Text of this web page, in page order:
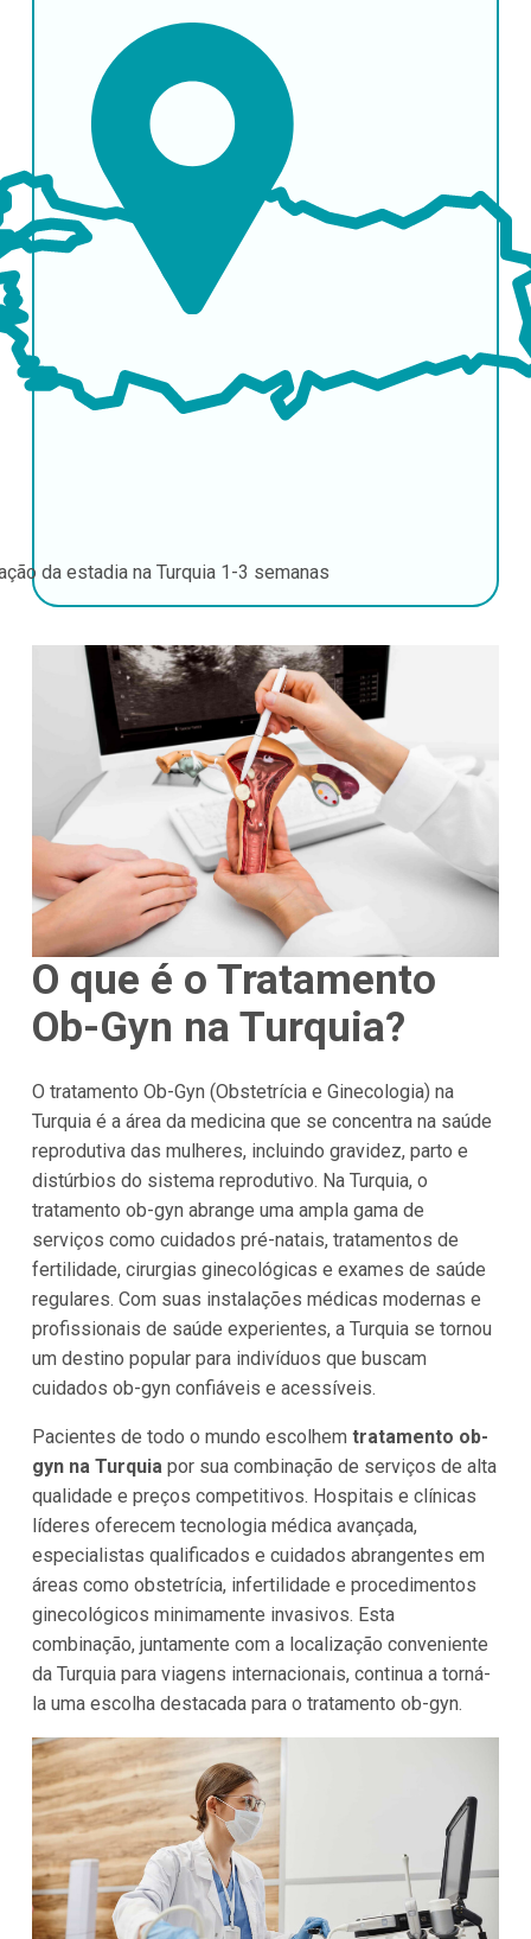
da estadia na Turquia 1-3 semanas
O que é o Tratamento
Ob-Gyn na Turquia?
O tratamento Ob-Gyn (Obstetrícia e Ginecologia) na
Turquia é a área da medicina que se concentra na saúde
reprodutiva das mulheres, incluindo gravidez, parto e
distúrbios do sistema reprodutivo. Na Turquia, o
tratamento ob-gyn abrange uma ampla gama de
serviços como cuidados pré-natais, tratamentos de
fertilidade, cirurgias ginecológicas e exames de saúde
regulares. Com suas instalações médicas modernas e
profissionais de saúde experientes, a Turquia se tornou
um destino popular para indivíduos que buscam
cuidados ob-gyn confiáveis e acessíveis.
Pacientes de todo o mundo escolhem tratamento ob-
gyn na Turquia por sua combinação de serviços de alta
qualidade e preços competitivos. Hospitais e clínicas
líderes oferecem tecnologia médica avançada,
especialistas qualificados e cuidados abrangentes em
áreas como obstetrícia, infertilidade e procedimentos
ginecológicos minimamente invasivos. Esta
combinação, juntamente com a localização conveniente
da Turquia para viagens internacionais, continua a torná-
la uma escolha destacada para o tratamento ob-gyn.